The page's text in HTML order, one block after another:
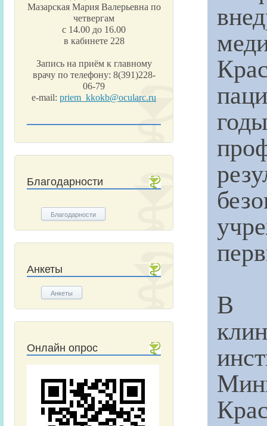
Мазарская Мария Валерьевна по
четвергам
с 14.00 до 16.00
в кабинете 228
Запись на приём к главному
врачу по телефону: 8(391)228-
06-79
e-mail:priem_kkokb@ocularc.ru
Благодарности
Благодарности
Анкеты
Анкеты
Онлайн опрос
В